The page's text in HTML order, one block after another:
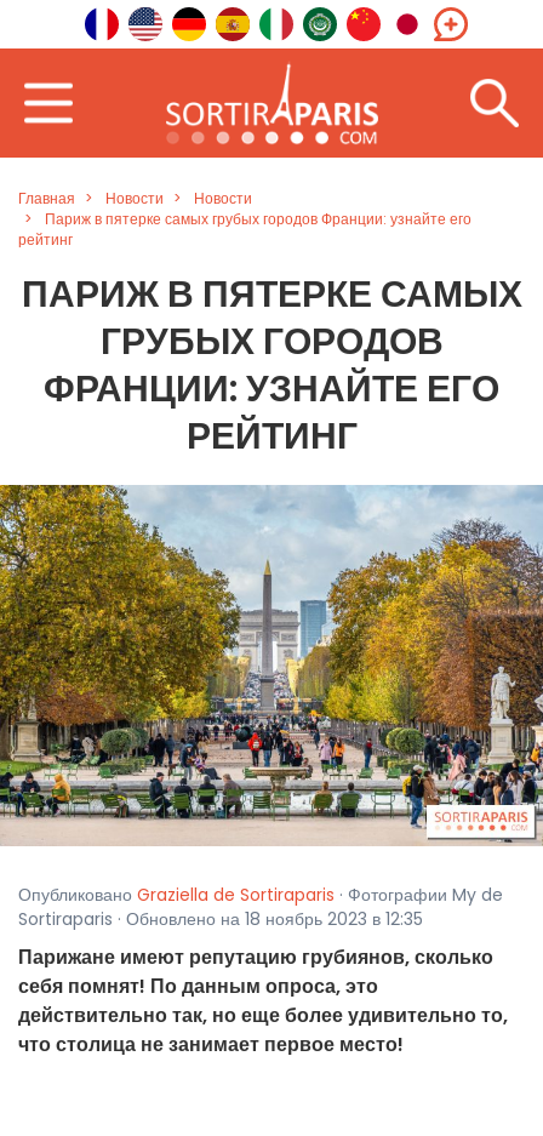
Главная Новости
Новости
Париж в пятерке самых грубых городов Франции: узнайте его
рейтинг
ПАРИЖ В ПЯТЕРКЕ САМЫХ
ГРУБЫХ ГОРОДОВ
ФРАНЦИИ: УЗНАЙТЕ ЕГО
РЕЙТИНГ
Опубликовано Graziella de Sortiraparis · Фотографии My de
Sortiraparis · Обновлено на 18 ноябрь 2023 в 12:35
Парижане имеют репутацию грубиянов, сколько
себя помнят! По данным опроса, это
действительно так, но еще более удивительно то,
что столица не занимает первое место!